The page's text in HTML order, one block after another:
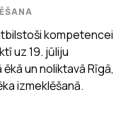
kompetencei
uz 19. jūliju
un noliktavā Rīgā,
izmeklēšanā.